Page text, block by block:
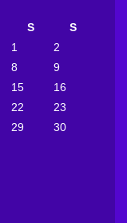
S
S
1
2
8
9
15
16
22
23
29
30